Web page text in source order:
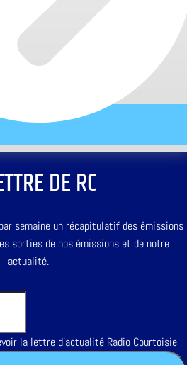
DE RC
semaine un récapitulatif des émissions
sorties de nos émissions et de notre
actualité.
la lettre d'actualité Radio Courtoisie